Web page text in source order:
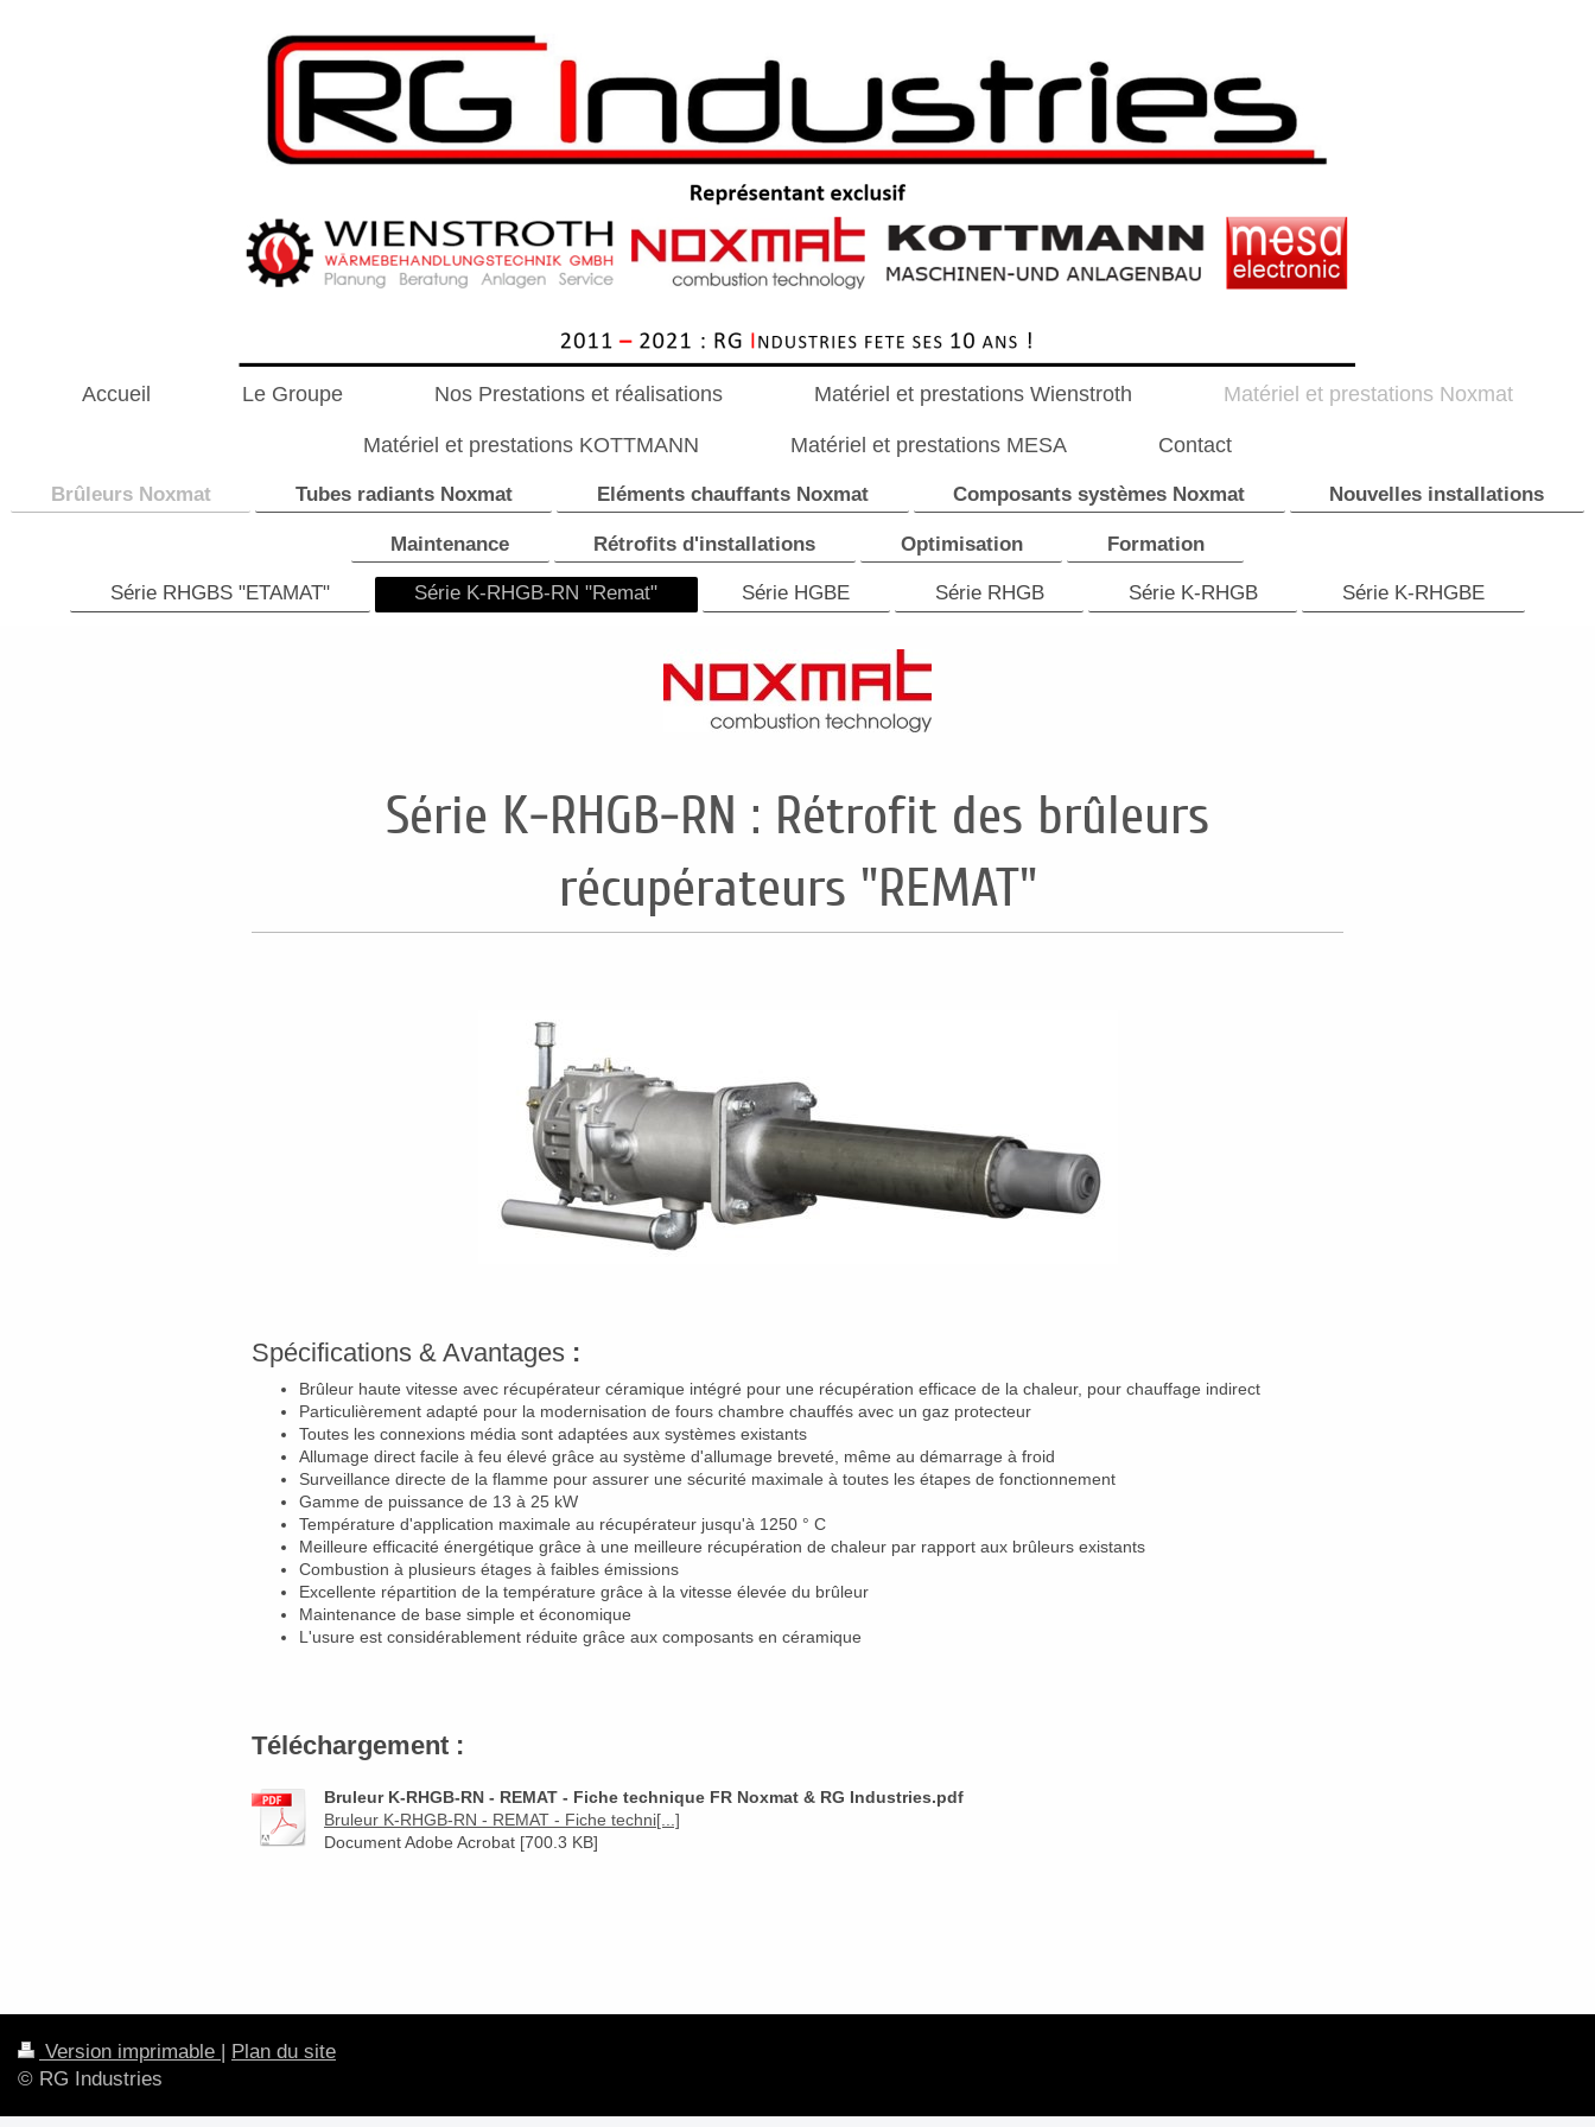
Accueil Le Groupe Nos Prestations et réalisations Matériel et prestations Wienstroth Matériel et prestations Noxmat
Matériel et prestations KOTTMANN Matériel et prestations MESA Contact
Brûleurs Noxmat Tubes radiants Noxmat Eléments chauffants Noxmat Composants systèmes Noxmat Nouvelles installations
Maintenance Rétrofits d'installations Optimisation Formation
Série RHGBS "ETAMAT" Série K-RHGB-RN "Remat" Série HGBE Série RHGB Série K-RHGB Série K-RHGBE
Série K-RHGB-RN : Rétrofit des brûleurs
récupérateurs "REMAT"
Spécifications & Avantages :
Brûleur haute vitesse avec récupérateur céramique intégré pour une récupération efficace de la chaleur, pour chauffage indirect
Particulièrement adapté pour la modernisation de fours chambre chauffés avec un gaz protecteur
Toutes les connexions média sont adaptées aux systèmes existants
Allumage direct facile à feu élevé grâce au système d'allumage breveté, même au démarrage à froid
Surveillance directe de la flamme pour assurer une sécurité maximale à toutes les étapes de fonctionnement
Gamme de puissance de 13 à 25 kW
Température d'application maximale au récupérateur jusqu'à 1250 ° C
Meilleure efficacité énergétique grâce à une meilleure récupération de chaleur par rapport aux brûleurs existants
Combustion à plusieurs étages à faibles émissions
Excellente répartition de la température grâce à la vitesse élevée du brûleur
Maintenance de base simple et économique
L'usure est considérablement réduite grâce aux composants en céramique
Téléchargement :
Bruleur K-RHGB-RN - REMAT - Fiche technique FR Noxmat & RG Industries.pdf
Bruleur K-RHGB-RN - REMAT - Fiche techni[...]
Document Adobe Acrobat [700.3 KB]
Version imprimable | Plan du site
© RG Industries